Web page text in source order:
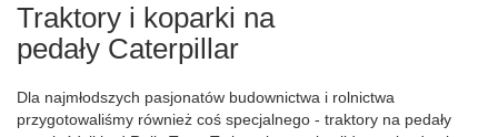
Traktory i koparki na
pedały Caterpillar
Dla najmłodszych pasjonatów budownictwa i rolnictwa
przygotowaliśmy również coś specjalnego - traktory na pedały